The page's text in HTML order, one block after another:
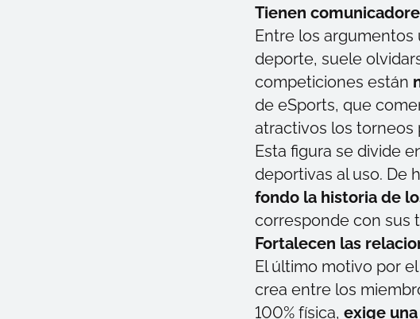
Tienen
Entre los argumentos
deporte, suele
competiciones están
de eSports, que
atractivos los torneos
Esta figura se divide
deportivas al uso. De
fondo la historia de
corresponde con sus
Fortalecen las
El último motivo por
crea entre los
100% física,exige